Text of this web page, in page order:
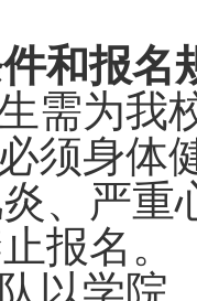
和报名
需为我
须身体
、严重
报名。